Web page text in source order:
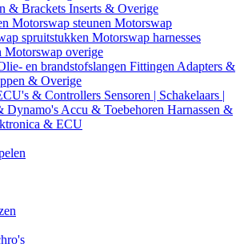
& Brackets Inserts & Overige
Motorswap steunen Motorswap
spruitstukken Motorswap harnesses
Motorswap overige
en brandstofslangen Fittingen Adapters &
& Overige
& Controllers Sensoren | Schakelaars |
Dynamo's Accu & Toebehoren Harnassen &
& ECU